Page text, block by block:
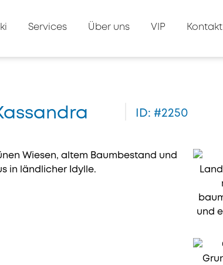
Services Über uns VIP Kontakt
ID: #2250